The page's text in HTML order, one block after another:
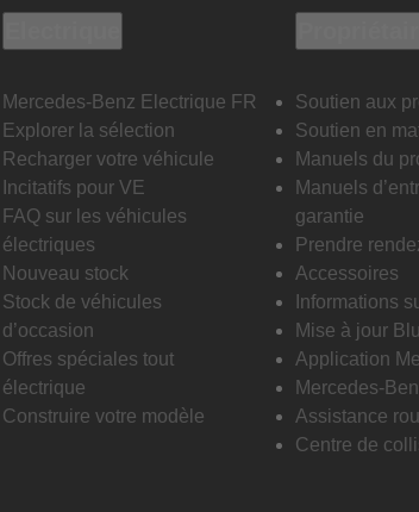
Mercedes-Benz Electrique FR
Explorer la sélection
Recharger votre véhicule
Incitatifs pour VE
FAQ sur les véhicules
électriques
Nouveau stock
Stock de véhicules
d’occasion
Offres spéciales tout
électrique
Construire votre modèle
Soutien aux
Soutien en
Manuels du
Manuels
garantie
Prendre
Accessoires
Informations
Mise à jour
Application
Mercedes-
Assistance
Centre de